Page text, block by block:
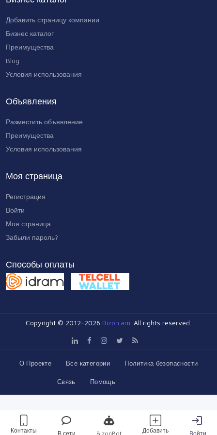
Контакты В сети BizonBot Добавить Войти
Добавить страницу компании
Бизнес каталог
Преимущества
Blog
Условия использования
Объявления
Разместить объявление
Преимущества
Условия использования
Моя страница
Регистрация
Войти
Моя страница
Забыли пароль?
Способы оплаты
Copyright © 2012-2026 Bizon.am . All rights reserved.
О Проекте Все категории Политика безопасности
Связь Помощь